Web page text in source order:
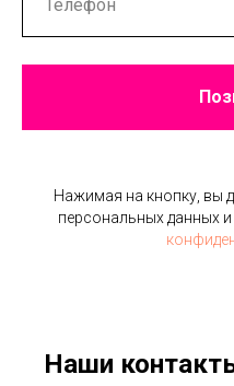
Нажимая на кнопку, вы
персональных данных
Наши